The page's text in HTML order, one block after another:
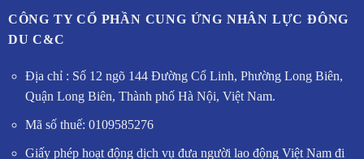
CÔNG TY CỔ PHẦN CUNG ỨNG NHÂN LỰC ĐÔNG
DU C&C
Địa chỉ : Số 12 ngõ 144 Đường Cổ Linh, Phường Long Biên,
Quận Long Biên, Thành phố Hà Nội, Việt Nam.
Mã số thuế: 0109585276
Giấy phép hoạt động dịch vụ đưa người lao động Việt Nam đi